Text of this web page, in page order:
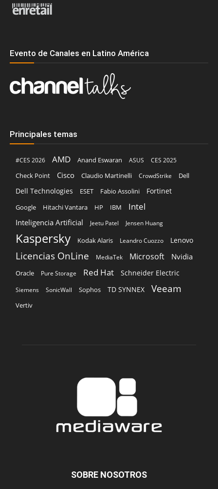
Evento de Canales en Latino América
Principales temas
#CES 2026 AMD Anand Eswaran ASUS
CES 2025
Check Point
Cisco Claudio Martinelli CrowdStrike Dell
Dell Technologies ESET Fabio Assolini Fortinet
Google Hitachi Vantara HP IBM Intel
Inteligencia Artificial Jeetu Patel Jensen Huang
Kaspersky Kodak Alaris Leandro Cuozzo Lenovo
Licencias OnLine MediaTek Microsoft Nvidia
Oracle Pure Storage Red Hat Schneider Electric
Siemens SonicWall Sophos TD SYNNEX Veeam
Vertiv
SOBRE NOSOTROS